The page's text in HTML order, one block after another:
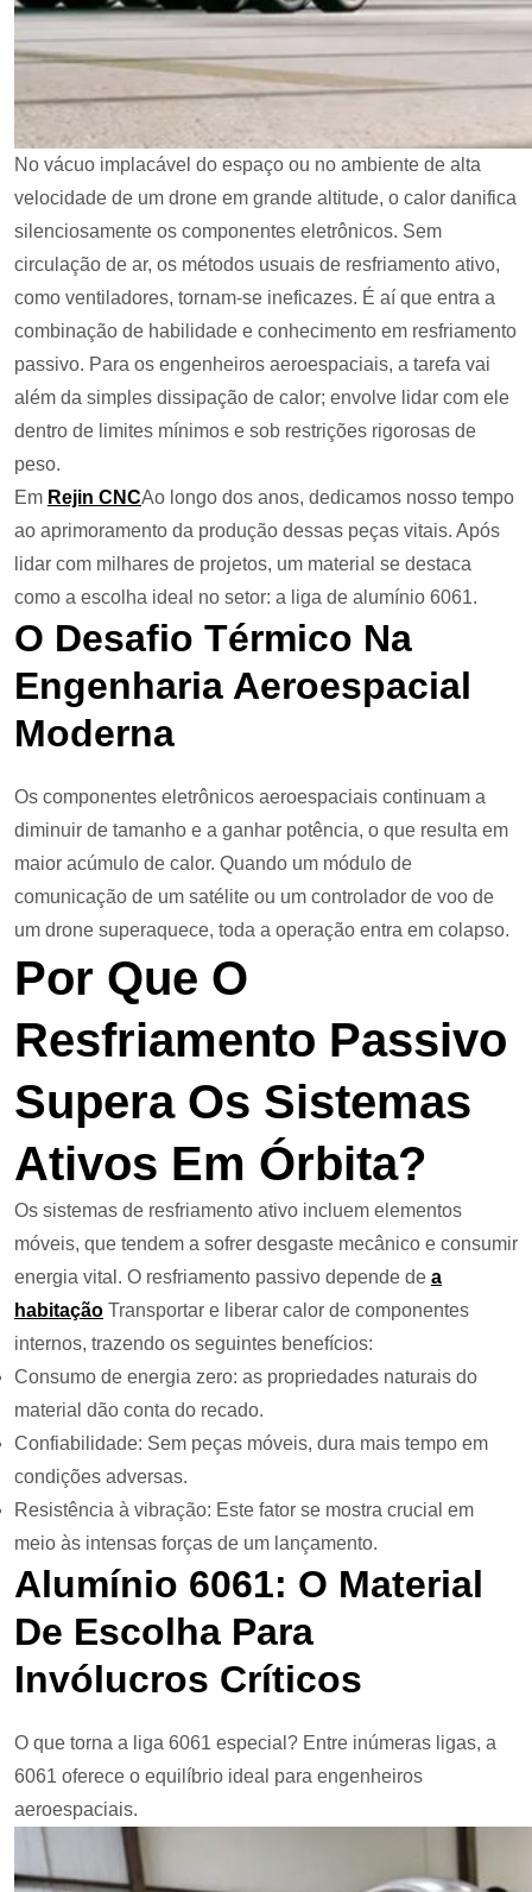
No vácuo implacável do espaço ou no ambiente de alta
velocidade de um drone em grande altitude, o calor danifica
silenciosamente os componentes eletrônicos. Sem
circulação de ar, os métodos usuais de resfriamento ativo,
como ventiladores, tornam-se ineficazes. É aí que entra a
combinação de habilidade e conhecimento em resfriamento
passivo. Para os engenheiros aeroespaciais, a tarefa vai
além da simples dissipação de calor; envolve lidar com ele
dentro de limites mínimos e sob restrições rigorosas de
peso.
Em Rejin CNCAo longo dos anos, dedicamos nosso tempo
ao aprimoramento da produção dessas peças vitais. Após
lidar com milhares de projetos, um material se destaca
como a escolha ideal no setor: a liga de alumínio 6061.
O Desafio Térmico Na
Engenharia Aeroespacial
Moderna
Os componentes eletrônicos aeroespaciais continuam a
diminuir de tamanho e a ganhar potência, o que resulta em
maior acúmulo de calor. Quando um módulo de
comunicação de um satélite ou um controlador de voo de
um drone superaquece, toda a operação entra em colapso.
Por Que O
Resfriamento Passivo
Supera Os Sistemas
Ativos Em Órbita?
Os sistemas de resfriamento ativo incluem elementos
móveis, que tendem a sofrer desgaste mecânico e consumir
energia vital. O resfriamento passivo depende de a
habitação Transportar e liberar calor de componentes
internos, trazendo os seguintes benefícios:
Consumo de energia zero: as propriedades naturais do
material dão conta do recado.
Confiabilidade: Sem peças móveis, dura mais tempo em
condições adversas.
Resistência à vibração: Este fator se mostra crucial em
meio às intensas forças de um lançamento.
Alumínio 6061: O Material
De Escolha Para
Invólucros Críticos
O que torna a liga 6061 especial? Entre inúmeras ligas, a
6061 oferece o equilíbrio ideal para engenheiros
aeroespaciais.